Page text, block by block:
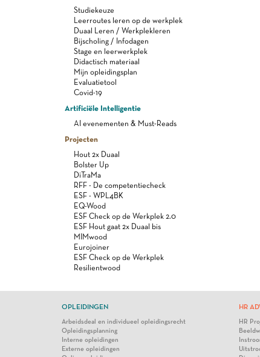
Studiekeuze
Leerroutes leren op de werkplek
Duaal Leren / Werkplekleren
Bijscholing / Infodagen
Stage en leerwerkplek
Didactisch materiaal
Mijn opleidingsplan
Evaluatietool
Covid-19
Artificiële Intelligentie
AI evenementen & Must-Reads
Projecten
Hout 2x Duaal
Bolster Up
DiTraMa
RFF - De competentiecheck
ESF - WPL4BK
EQ-Wood
ESF Check op de Werkplek 2.0
ESF Hout gaat 2x Duaal bis
MIMwood
Eurojoiner
ESF Check op de Werkplek
Resilientwood
OPLEIDINGEN
Arbeidsdeal en individueel opleidingsrecht
Opleidingsplanning
Interne opleidingen
Externe opleidingen
HR
HR